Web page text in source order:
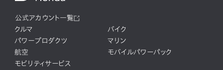
公式アカウント一覧
クルマ
バイク
パワープロダクツ
マリン
航空
モバイルパワーパック
モビリティサービス